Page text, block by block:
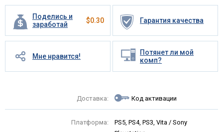
Поделись и
заработай
$0.30 Гарантия качества
Мне нравится!
Потянет ли мой
комп?
Доставка: Код активации
Платформа:
PS5, PS4, PS3, Vita / Sony